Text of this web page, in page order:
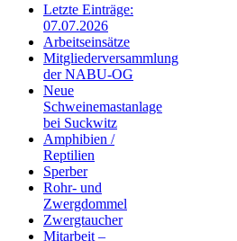
Letzte Einträge:
07.07.2026
Arbeitseinsätze
Mitgliederversammlung
der NABU-OG
Neue
Schweinemastanlage
bei Suckwitz
Amphibien /
Reptilien
Sperber
Rohr- und
Zwergdommel
Zwergtaucher
Mitarbeit –